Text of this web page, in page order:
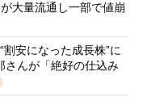
大量流通し一部で値崩
安になった成長株”に
んが「絶好の仕込み